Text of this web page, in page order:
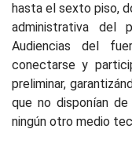
hasta el sexto piso,
administrativa del
Audiencias del
conectarse y
preliminar,
que no disponían
ningún otro medio